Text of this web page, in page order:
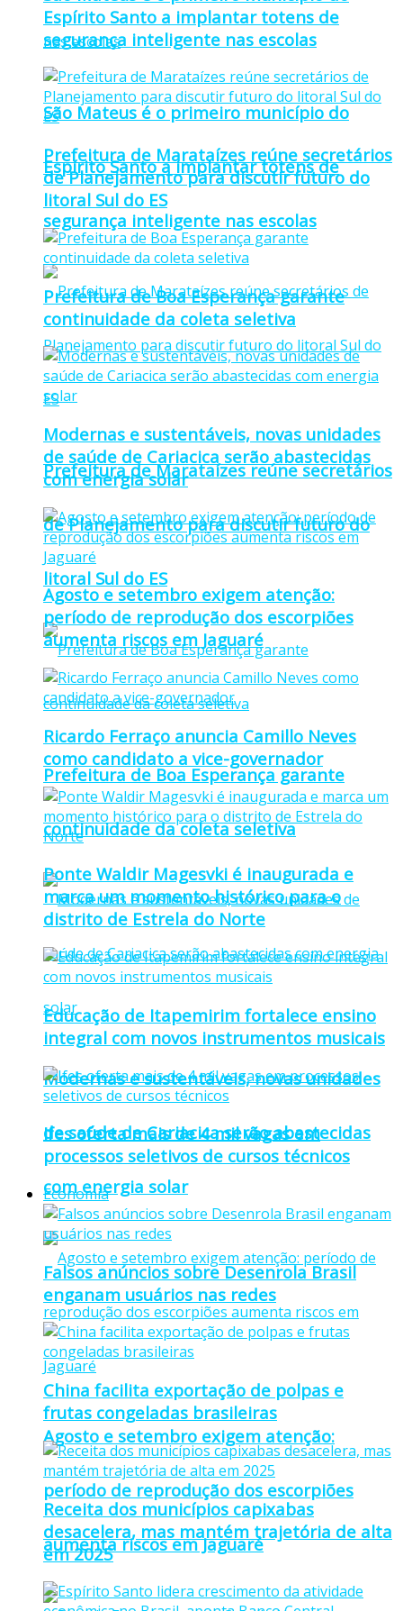
São Mateus é o primeiro município do
Espírito Santo a implantar totens de
segurança inteligente nas escolas
Prefeitura de Marataízes reúne secretários
de Planejamento para discutir futuro do
litoral Sul do ES
Prefeitura de Boa Esperança garante
continuidade da coleta seletiva
Modernas e sustentáveis, novas unidades
de saúde de Cariacica serão abastecidas
com energia solar
Agosto e setembro exigem atenção:
período de reprodução dos escorpiões
aumenta riscos em Jaguaré
Espírito Santo a implantar totens de
segurança inteligente nas escolas
Prefeitura de Marataízes reúne secretários
de Planejamento para discutir futuro do
litoral Sul do ES
Prefeitura de Boa Esperança garante
continuidade da coleta seletiva
Modernas e sustentáveis, novas unidades
de saúde de Cariacica serão abastecidas
com energia solar
Agosto e setembro exigem atenção:
período de reprodução dos escorpiões
aumenta riscos em Jaguaré
Ricardo Ferraço anuncia Camillo Neves
como candidato a vice-governador
Ponte Waldir Magesvki é inaugurada e
marca um momento histórico para o
distrito de Estrela do Norte
Educação de Itapemirim fortalece ensino
integral com novos instrumentos musicais
Ifes oferta mais de 4 mil vagas em
processos seletivos de cursos técnicos
Economia
Falsos anúncios sobre Desenrola Brasil
enganam usuários nas redes
China facilita exportação de polpas e
frutas congeladas brasileiras
Receita dos municípios capixabas
desacelera, mas mantém trajetória de alta
em 2025